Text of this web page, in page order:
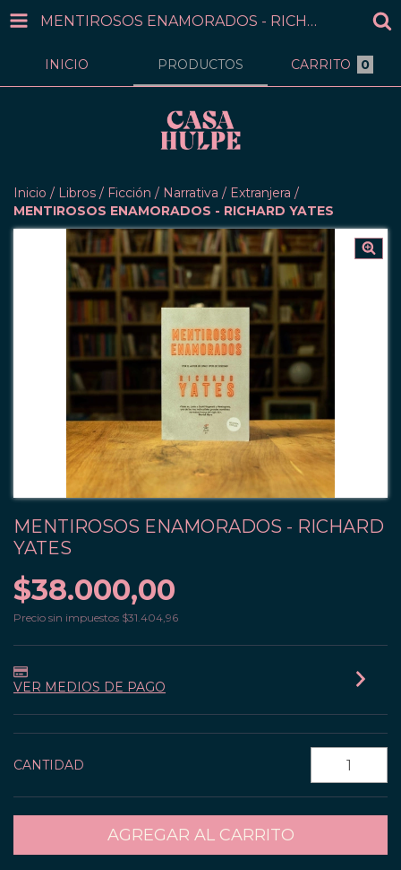
MENTIROSOS ENAMORADOS - RICHARD YATES
INICIO PRODUCTOS CARRITO 0
Inicio / Libros / Ficción / Narrativa / Extranjera /
MENTIROSOS ENAMORADOS - RICHARD YATES
MENTIROSOS ENAMORADOS - RICHARD
YATES
$38.000,00
Precio sin impuestos $31.404,96
VER MEDIOS DE PAGO
CANTIDAD